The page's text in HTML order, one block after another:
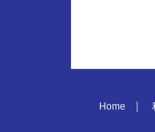
Home